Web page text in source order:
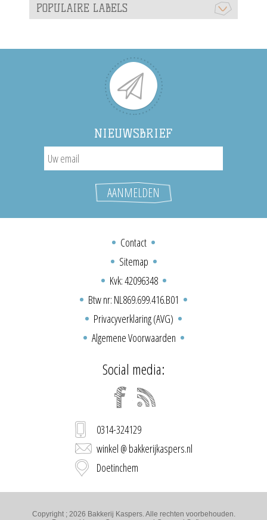
POPULAIRE LABELS
NIEUWSBRIEF
Contact
Sitemap
Kvk: 42096348
Btw nr: NL869.699.416.B01
Privacyverklaring (AVG)
Algemene Voorwaarden
Social media:
0314-324129
winkel @ bakkerijkaspers.nl
Doetinchem
Copyright ; 2026 Bakkerij Kaspers. Alle rechten voorbehouden.